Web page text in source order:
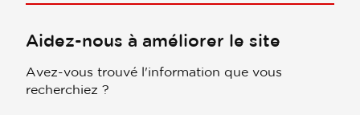
Aidez-nous à améliorer le site
Avez-vous trouvé l'information que vous
recherchiez ?